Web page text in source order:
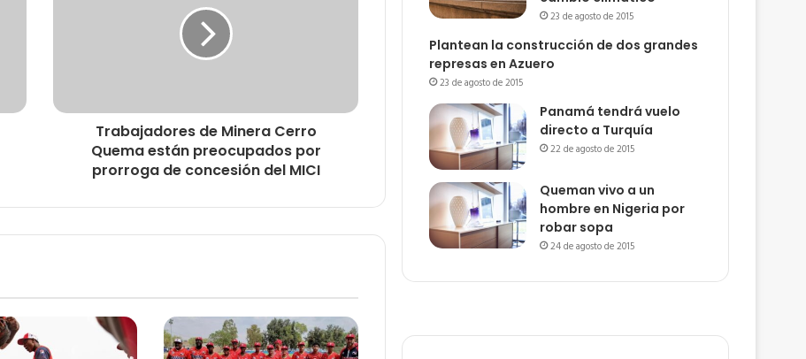
Trabajadores de Minera Cerro
Quema están preocupados por
prorroga de concesión del MICI
23 de agosto de 2015
Plantean la construcción de dos grandes
represas en Azuero
23 de agosto de 2015
Panamá tendrá vuelo
directo a Turquía
22 de agosto de 2015
Queman vivo a un
hombre en Nigeria por
robar sopa
24 de agosto de 2015